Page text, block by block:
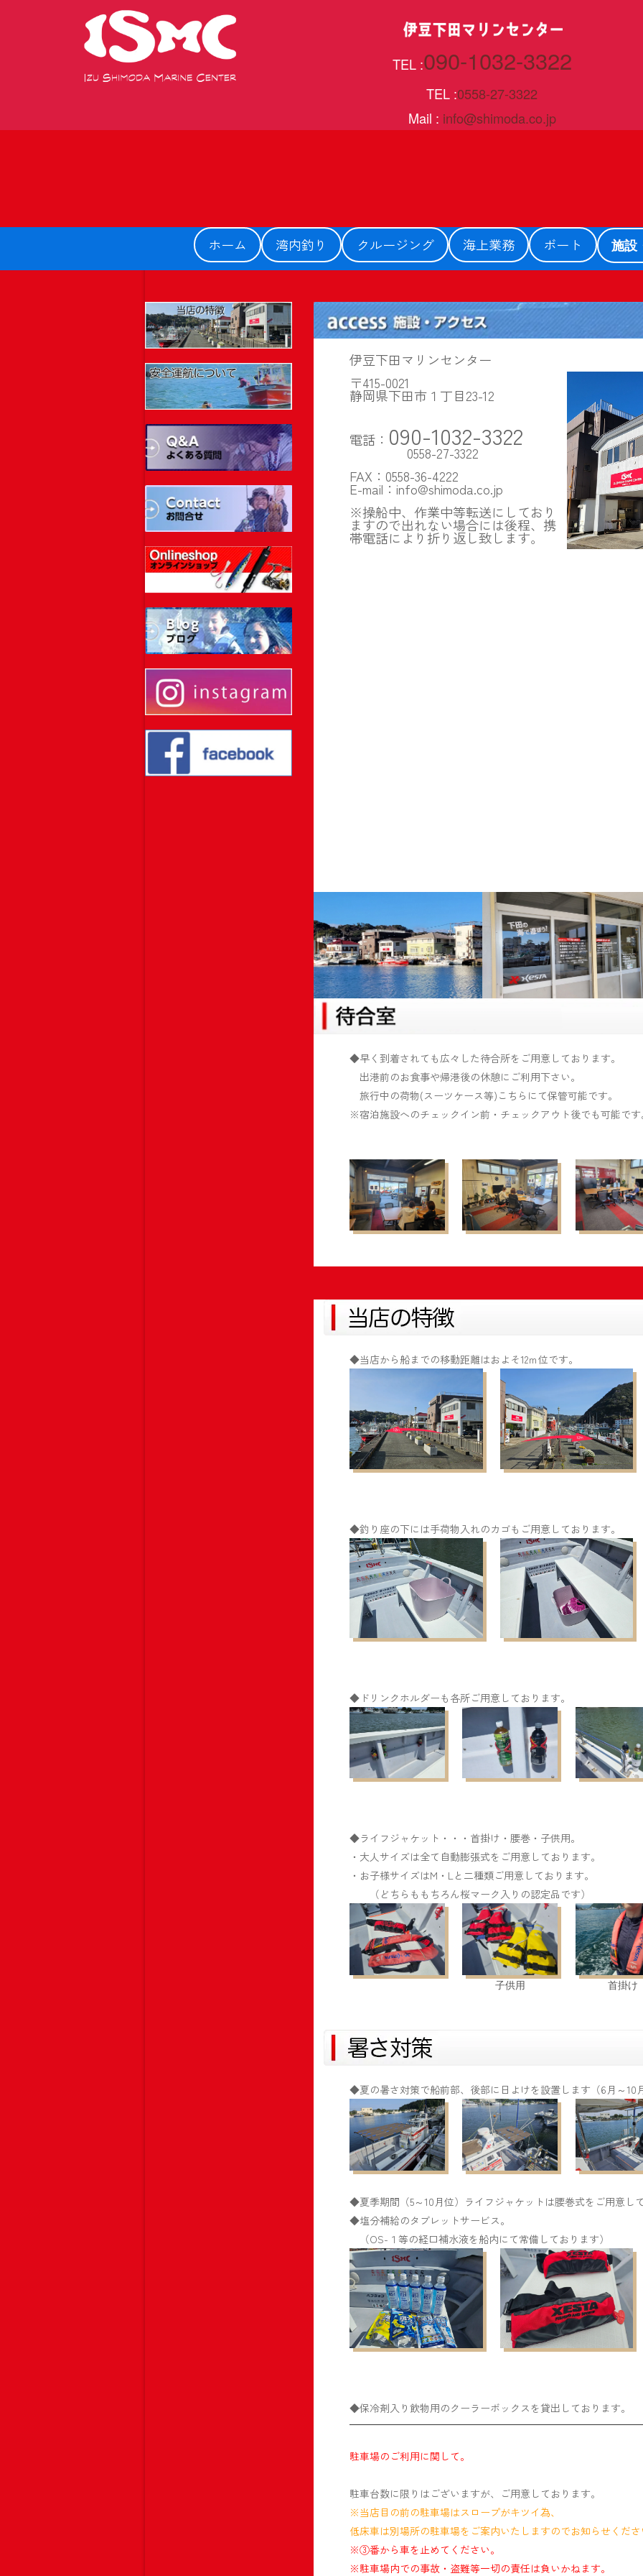
TEL :090-1032-3322
TEL :0558-27-3322
Mail : info@shimoda.co.jp
ホーム 湾内釣り クルージング 海上業務 ボート 施設
伊豆下田マリンセンター
〒415-0021
静岡県下田市１丁目23-12
電話： 090-1032-3322
0558-27-3322
FAX：0558-36-4222
E-mail：info@shimoda.co.jp
※操船中、作業中等転送にしており
ますので出れない場合には後程、携
帯電話により折り返し致します。
◆早く到着されても広々した待合所をご用意しております。
出港前のお食事や帰港後の休憩にご利用下さい。
旅行中の荷物(スーツケース等)こちらにて保管可能です。
※宿泊施設へのチェックイン前・チェックアウト後でも可能で
◆当店から船までの移動距離はおよそ12ｍ位です。
◆釣り座の下には手荷物入れのカゴもご用意しております。
◆ドリンクホルダーも各所ご用意しております。
◆ライフジャケット・・・首掛け・腰巻・子供用。
・大人サイズは全て自動膨張式をご用意しております。
・お子様サイズはM ・ Lと二種類ご用意しております。
（どちらももちろん桜マーク入りの認定品です）
子供用 首掛け
◆夏の暑さ対策で船前部、後部に日よけを設置します（6月～10
◆夏季期間（5～ 10月位）ライフジャケットは腰巻式をご用意し
◆塩分補給のタブレットサービス。
（OS-１等の経口補水液を船内にて常備しております）
◆保冷剤入り飲物用のクーラーボックスを貸出しております。
駐車場のご利用に関して。
駐車台数に限りはございますが、ご用意しております。
※当店目の前の駐車場はスロープがキツイ為、
低床車は別場所の駐車場をご案内いたしますのでお知らせくだ
※③番から車を止めてください。
※駐車場内での事故・盗難等一切の責任は負いかねます。